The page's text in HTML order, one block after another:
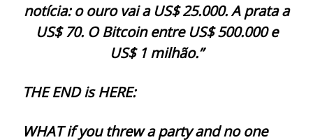
notícia: o ouro vai a US$ 25.000. A prata a
US$ 70. O Bitcoin entre US$ 500.000 e
US$ 1 milhão.”
THE END is HERE:
WHAT if you threw a party and no one